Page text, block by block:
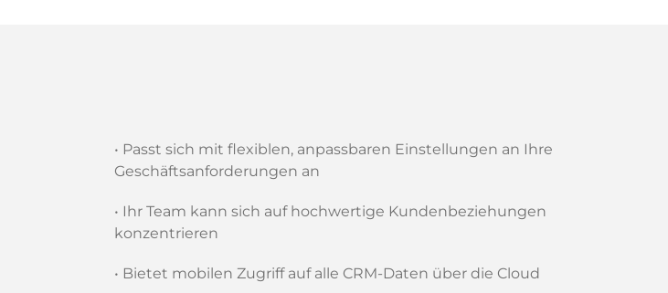
• Passt sich mit flexiblen, anpassbaren Einstellungen an Ihre
Geschäftsanforderungen an
• Ihr Team kann sich auf hochwertige Kundenbeziehungen
konzentrieren
• Bietet mobilen Zugriff auf alle CRM-Daten über die Cloud